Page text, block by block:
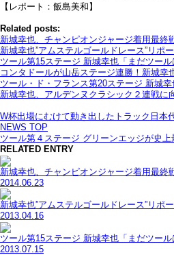
【レポート：飯島美和】
Related posts:
新城幸也、チャンピオンジャージ着用最終
新城幸也”アムステルゴールドレース”リポー
ツール第15ステージ 新城幸也「まだツール
コンタドールが山岳ステージ連勝！新城
ツール・ド・フランス第20ステージ 新城
新城幸也、アルデンヌクラシック２連戦に
W杯出場にむけて動き出したトラック日本
NEWS TOP
ツール第４ステージ グリーンエッジが史
RELATED ENTRY
新城幸也、チャンピオンジャージ着用最終
2014.06.23
新城幸也”アムステルゴールドレース”リポ
2013.04.16
ツール第15ステージ 新城幸也「まだツール
2013.07.15